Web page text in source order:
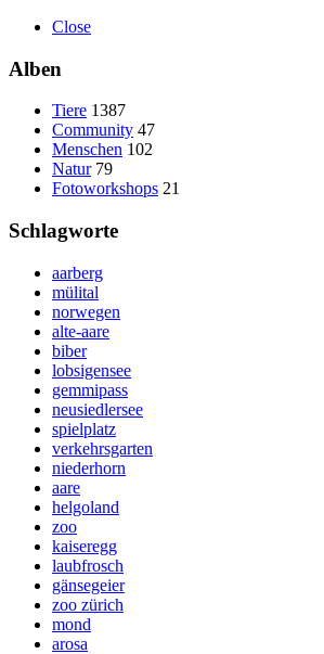
Close
Alben
Tiere 1387
Community 47
Menschen 102
Natur 79
Fotoworkshops 21
Schlagworte
aarberg
mülital
norwegen
alte-aare
biber
lobsigensee
gemmipass
neusiedlersee
spielplatz
verkehrsgarten
niederhorn
aare
helgoland
zoo
kaiseregg
laubfrosch
gänsegeier
zoo zürich
mond
arosa